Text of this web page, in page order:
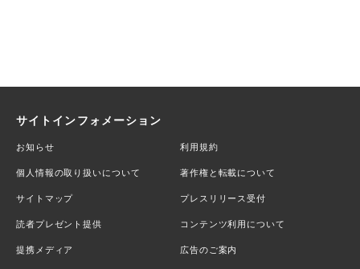
サイトインフォメーション
お知らせ 利用規約
個人情報の取り扱いについて 著作権と転載について
サイトマップ プレスリリース受付
読者プレゼント提供 コンテンツ利用について
提携メディア 広告のご案内